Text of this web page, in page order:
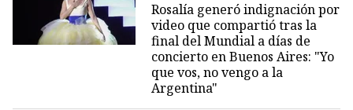
Rosalía generó indignación por
video que compartió tras la
final del Mundial a días de
concierto en Buenos Aires: "Yo
que vos, no vengo a la
Argentina"